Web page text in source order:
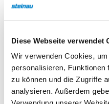
Diese Webseite verwendet
Wir verwenden Cookies,
personalisieren, Funktionen
zu können und die Zugriffe
analysieren. Außerdem
Beschreibung
Beschreibung